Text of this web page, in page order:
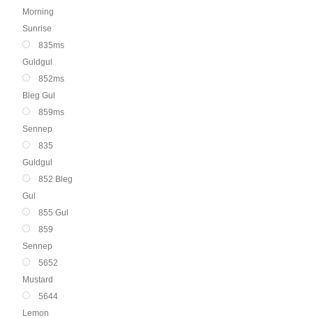
Morning
Sunrise
835ms
Guldgul
852ms
Bleg Gul
859ms
Sennep
835
Guldgul
852 Bleg
Gul
855 Gul
859
Sennep
5652
Mustard
5644
Lemon